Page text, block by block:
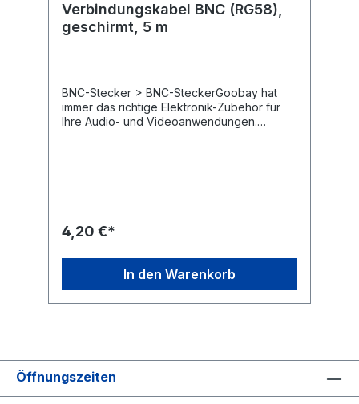
Verbindungskabel BNC (RG58),
geschirmt, 5 m
BNC-Stecker > BNC-SteckerGoobay hat
immer das richtige Elektronik-Zubehör für
Ihre Audio- und Videoanwendungen.
Alles. Passend!BNC-Stecker zur
Ohm BNC-Kabel werden insbesondere in
der Funk- und Videotechnik, z. B. für
4,20 €*
In den Warenkorb
Öffnungszeiten